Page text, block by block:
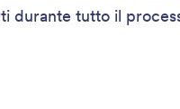
durante tutto il